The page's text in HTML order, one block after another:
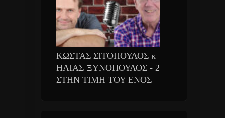
ΚΩΣΤΑΣ ΣΙΤΟΠΟΥΛΟΣ κ
ΗΛΙΑΣ ΞΥΝΟΠΟΥΛΟΣ - 2
ΣΤΗΝ ΤΙΜΗ ΤΟΥ ΕΝΟΣ